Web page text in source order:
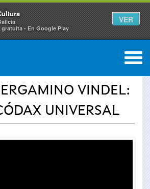
- En Google Play
VER
0
VINDEL:
UNIVERSAL